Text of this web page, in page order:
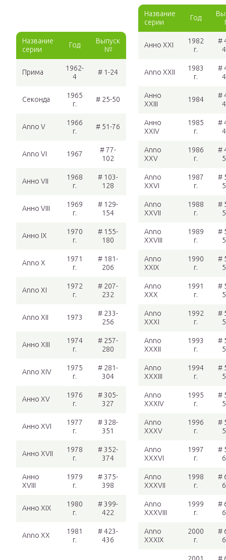
Название
серии
Год
Выпуск
№
Прима
1962-
4
# 1-24
Секонда
1965
г.
# 25-50
Anno V
1966
г.
# 51-76
Anno VI 1967
# 77-
102
Анно VII
1968
г.
# 103-
128
Анно VIII
1969
г.
# 129-
154
Анно IX
1970
г.
# 155-
180
Anno X
1971
г.
# 181-
206
Anno XI
1972
г.
# 207-
232
Anno XII 1973
# 233-
256
Анно XIII
1974
г.
# 257-
280
Anno XIV
1975
г.
# 281-
304
Анно XV
1976
г.
# 305-
327
Анно XVI
1977
г.
# 328-
351
Анно XVII
1978
г.
# 352-
374
Анно
XVIII
1979
г.
# 375-
398
Анно XIX
1980
г.
# 399-
422
Anno XX
1981
г.
# 423-
436
Название
серии
Год
Анно XXI
1982
г.
#
Anno XXII
1983
г.
#
Анно
XXIII
1984
#
Анно
XXIV
1985
г.
#
Anno
XXV
1986
г.
#
Anno
XXVI
1987
г.
#
Anno
XXVII
1988
г.
#
Anno
XXVIII
1989
г.
#
Anno
XXIX
1990
г.
#
Anno
XXX
1991
г.
#
Anno
XXXI
1992
г.
#
Anno
XXXII
1993
г.
#
Anno
XXXIII
1994
г.
#
Anno
XXXIV
1995
г.
#
Anno
XXXV
1996
г.
#
Anno
XXXVI
1997
г.
#
Anno
XXXVII
1998
г.
#
Anno
XXXVIII
1999
г.
#
Anno
XXXIX
2000
г.
#